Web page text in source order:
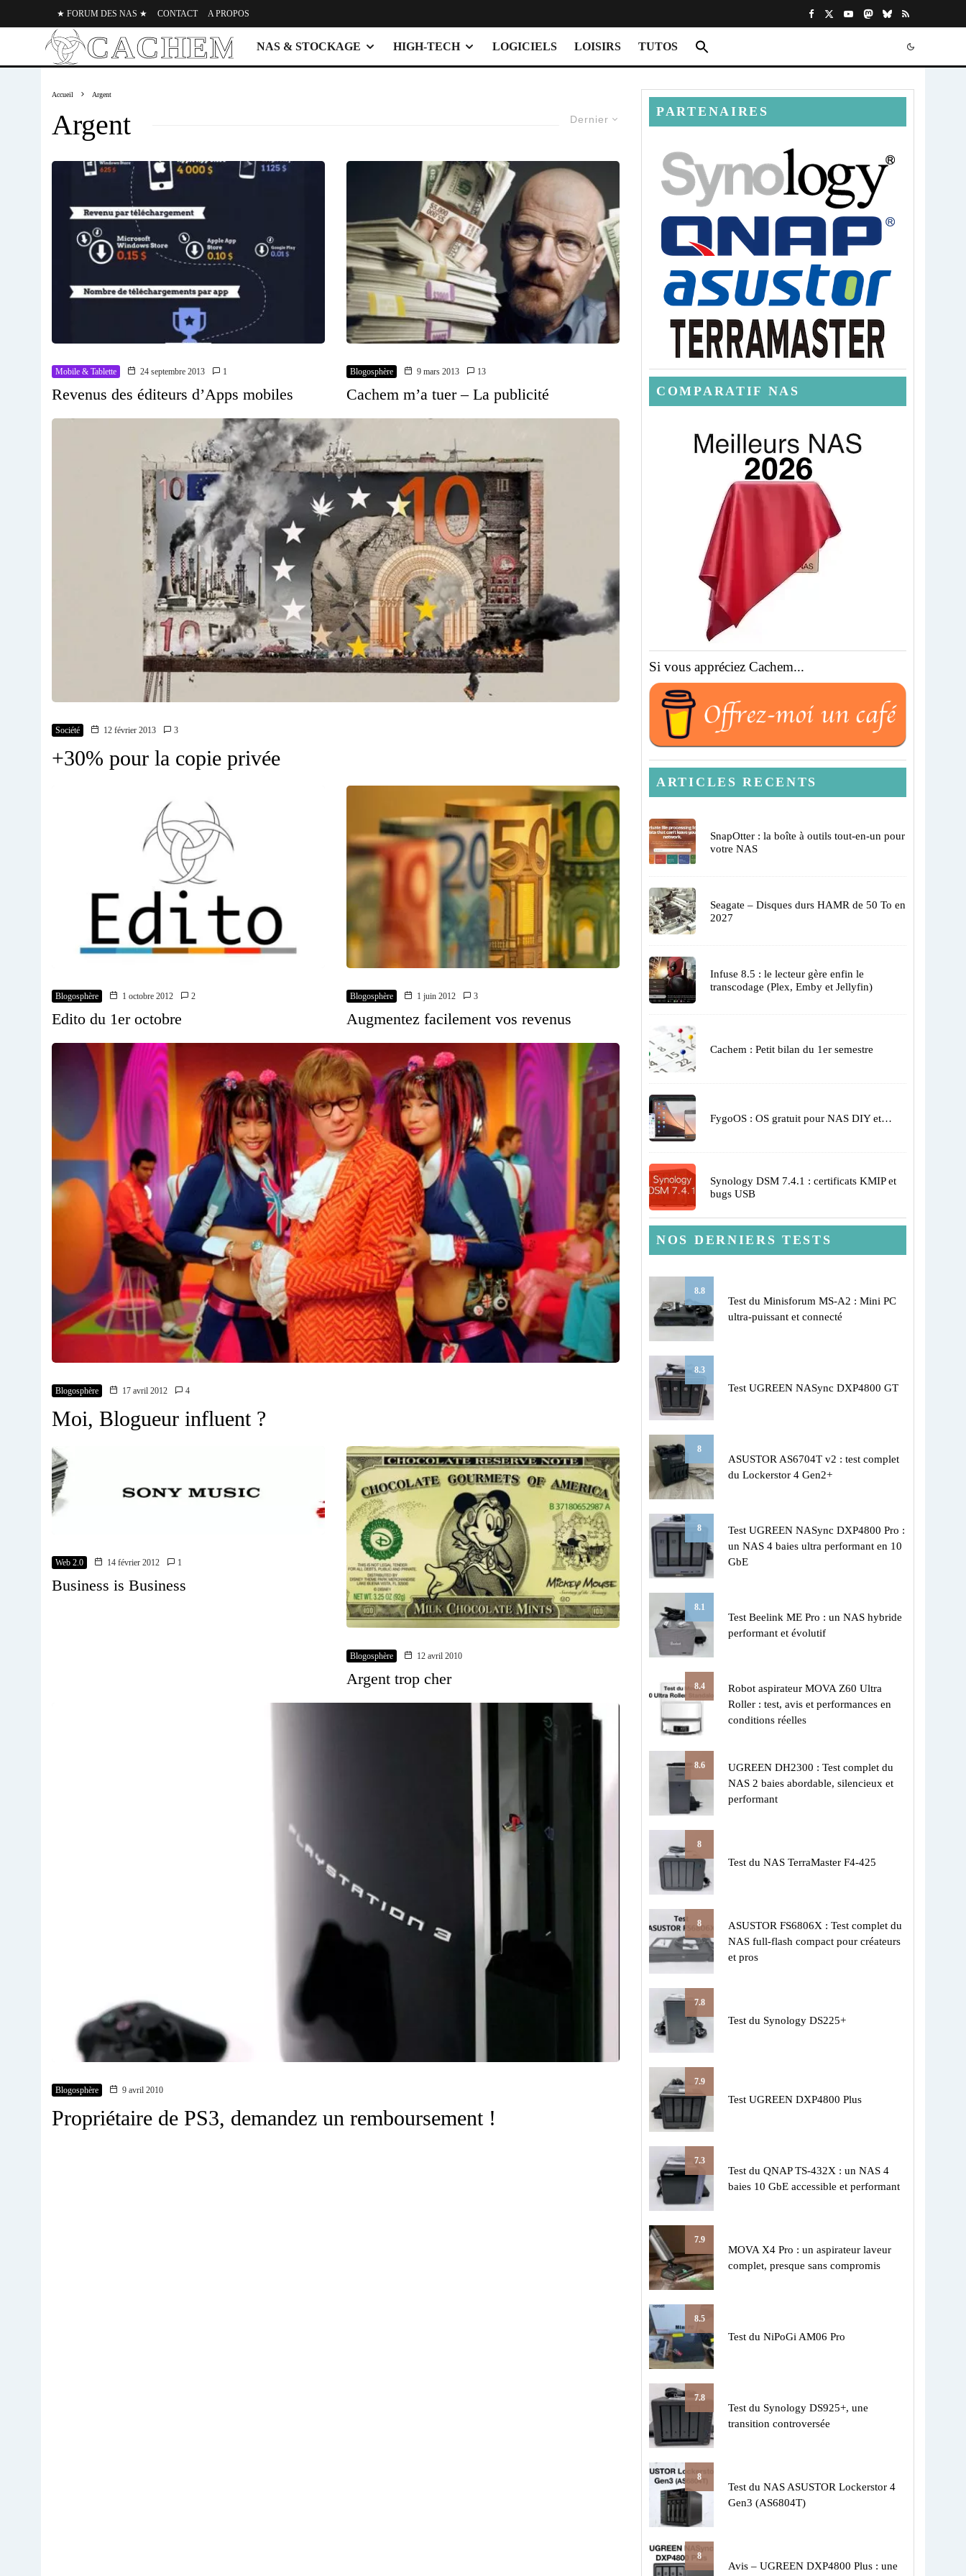
★ FORUM DES NAS ★ CONTACT A PROPOS
NAS & STOCKAGE HIGH-TECH LOGICIELS LOISIRS TUTOS
Accueil Argent
Dernier
Argent
Mobile & Tablette 24 septembre 2013 1
Revenus des éditeurs d’Apps mobiles
Blogosphère 9 mars 2013 13
Cachem m’a tuer – La publicité
Société 12 février 2013 3
+30% pour la copie privée
Blogosphère 1 octobre 2012 2
Edito du 1er octobre
Blogosphère 1 juin 2012 3
Augmentez facilement vos revenus
Blogosphère 17 avril 2012 4
Moi, Blogueur influent ?
Web 2.0 14 février 2012 1
Business is Business
Blogosphère 12 avril 2010
Argent trop cher
Blogosphère 9 avril 2010
Propriétaire de PS3, demandez un remboursement !
PARTENAIRES
COMPARATIF NAS
Si vous appréciez Cachem...
ARTICLES RECENTS
SnapOtter : la boîte à outils tout-en-un pour
votre NAS
Seagate – Disques durs HAMR de 50 To en
2027
Infuse 8.5 : le lecteur gère enfin le
transcodage (Plex, Emby et Jellyfin)
Cachem : Petit bilan du 1er semestre
FygoOS : OS gratuit pour NAS DIY et…
Synology DSM 7.4.1 : certificats KMIP et
bugs USB
NOS DERNIERS TESTS
8.8
Test du Minisforum MS-A2 : Mini PC
ultra-puissant et connecté
8.3
Test UGREEN NASync DXP4800 GT
8
ASUSTOR AS6704T v2 : test complet
du Lockerstor 4 Gen2+
8
Test UGREEN NASync DXP4800 Pro :
un NAS 4 baies ultra performant en 10
GbE
8.1
Test Beelink ME Pro : un NAS hybride
performant et évolutif
8.4
Robot aspirateur MOVA Z60 Ultra
Roller : test, avis et performances en
conditions réelles
8.6
UGREEN DH2300 : Test complet du
NAS 2 baies abordable, silencieux et
performant
8
Test du NAS TerraMaster F4-425
8
ASUSTOR FS6806X : Test complet du
NAS full-flash compact pour créateurs
et pros
7.8
Test du Synology DS225+
7.9
Test UGREEN DXP4800 Plus
7.3
Test du QNAP TS-432X : un NAS 4
baies 10 GbE accessible et performant
7.9
MOVA X4 Pro : un aspirateur laveur
complet, presque sans compromis
8.5
Test du NiPoGi AM06 Pro
7.8
Test du Synology DS925+, une
transition controversée
8
Test du NAS ASUSTOR Lockerstor 4
Gen3 (AS6804T)
8
Avis – UGREEN DXP4800 Plus : une